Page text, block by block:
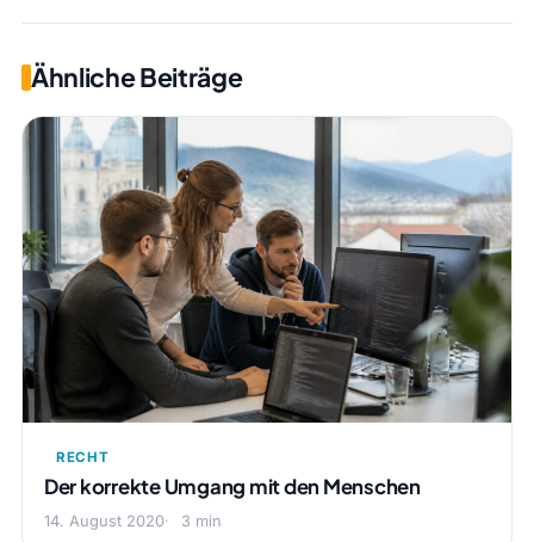
Ähnliche Beiträge
RECHT
Der korrekte Umgang mit den Menschen
14. August 2020 3 min